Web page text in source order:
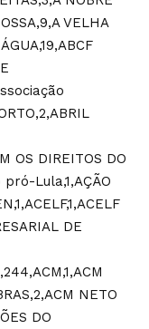
VELHA
OS DIREITOS DO
pró-Lula,1,AÇÃO
DE
NETO
DO